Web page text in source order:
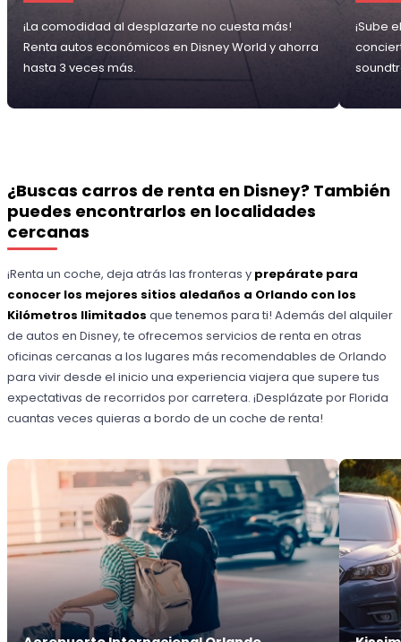
¡La comodidad al desplazarte no cuesta más!
Renta autos económicos en Disney World y ahorra
hasta 3 veces más.
¡Sube
¿Buscas carros de renta en Disney? También
puedes encontrarlos en localidades
cercanas
¡Renta un coche, deja atrás las fronteras y prepárate para
conocer los mejores sitios aledaños a Orlando con los
Kilómetros Ilimitados que tenemos para ti! Además del alquiler
de autos en Disney, te ofrecemos servicios de renta en otras
oficinas cercanas a los lugares más recomendables de Orlando
para vivir desde el inicio una experiencia viajera que supere tus
expectativas de recorridos por carretera. ¡Desplázate por Florida
cuantas veces quieras a bordo de un coche de renta!